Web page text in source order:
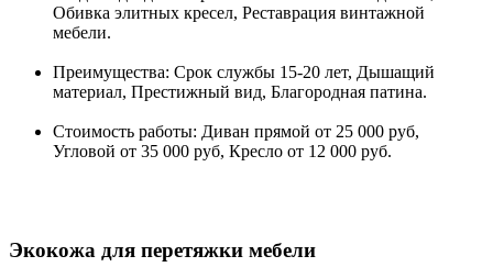
Обивка элитных кресел, Реставрация винтажной
мебели.
Преимущества: Срок службы 15-20 лет, Дышащий
материал, Престижный вид, Благородная патина.
Стоимость работы: Диван прямой от 25 000 руб,
Угловой от 35 000 руб, Кресло от 12 000 руб.
Экокожа для перетяжки мебели